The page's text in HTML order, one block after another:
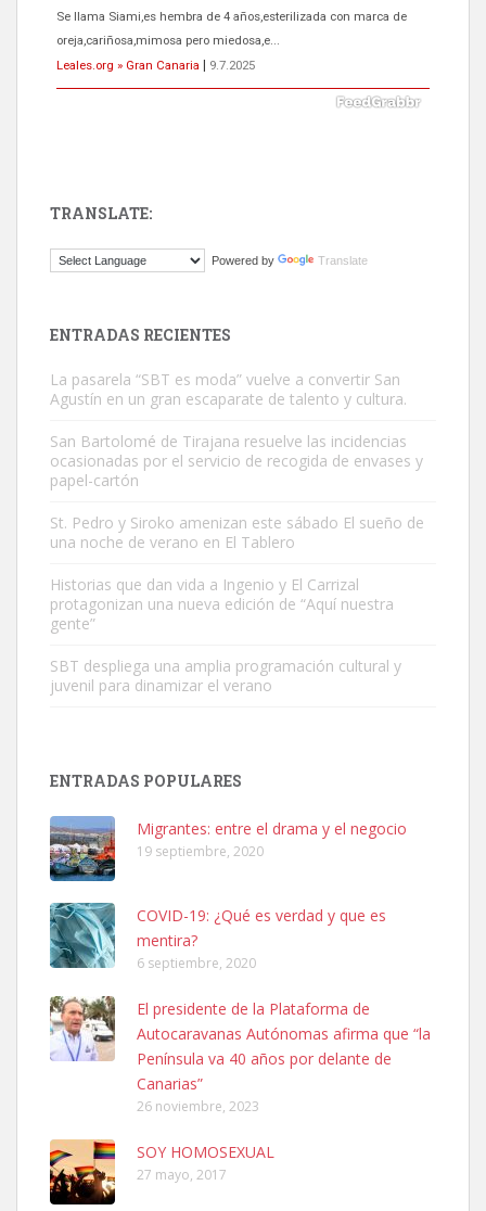
Se llama Siami,es hembra de 4 años,esterilizada con marca de
oreja,cariñosa,mimosa pero miedosa,e...
Leales.org » Gran Canaria | 9.7.2025
El ayuntamiento se va a llevar a Los Gatos callejeros de la zona los
Gato manso encontrado
Este gato macho ha aparecido en la calle hace menos de un mes,
es muy manso y extremadamente cari...
hembra, 4 años. Por motivos personales ...
Leales.org » Gran Canaria
SHIBA PERDIDO AVDA JOSE MESA Y LOPEZ
PERRO MACHO RAZA SHIBA CON MICROCHIP PERDIDO HOY
06/07/2025 ZONA MESA Y LOPEZ. ES MUY ASUSTADIZO
Leales.org » Gran Canaria
6.7.2025
TRANSLATE:
Powered by Translate
ENTRADAS RECIENTES
La pasarela “SBT es moda” vuelve a convertir San
Agustín en un gran escaparate de talento y cultura.
San Bartolomé de Tirajana resuelve las incidencias
ocasionadas por el servicio de recogida de envases y
papel-cartón
St. Pedro y Siroko amenizan este sábado El sueño de
una noche de verano en El Tablero
Historias que dan vida a Ingenio y El Carrizal
protagonizan una nueva edición de “Aquí nuestra
gente”
SBT despliega una amplia programación cultural y
juvenil para dinamizar el verano
ENTRADAS POPULARES
Migrantes: entre el drama y el negocio
19 septiembre, 2020
COVID-19: ¿Qué es verdad y que es
mentira?
6 septiembre, 2020
El presidente de la Plataforma de
Autocaravanas Autónomas afirma que “la
Península va 40 años por delante de
Canarias”
26 noviembre, 2023
SOY HOMOSEXUAL
27 mayo, 2017